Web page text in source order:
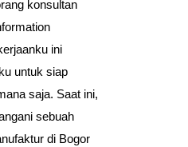
konsultan
ini
untuk siap
saja. Saat ini,
sebuah
di Bogor